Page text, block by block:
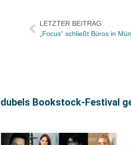
LETZTER BEITRAG
„Focus“ schließt Büros in
Bookstock-Festival